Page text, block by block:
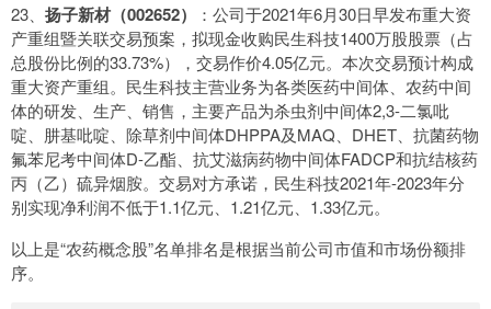
23、 扬子新材（002652）
：公司于2021年6月30日早发布重大资
产重组暨关联交易预案，拟现金收购民生科技1400万股股票（占
总股份比例的33.73%），交易作价4.05亿元。本次交易预计构成
重大资产重组。民生科技主营业务为各类医药中间体、农药中间
体的研发、生产、销售，主要产品为杀虫剂中间体2,3-二氯吡
啶、肼基吡啶、除草剂中间体DHPPA及MAQ、DHET、抗菌药物
氟苯尼考中间体D-乙酯、抗艾滋病药物中间体FADCP和抗结核药
丙（乙）硫异烟胺。交易对方承诺，民生科技2021年-2023年分
别实现净利润不低于1.1亿元、1.21亿元、1.33亿元。
以上是“农药概念股”名单排名是根据当前公司市值和市场份额排
序。